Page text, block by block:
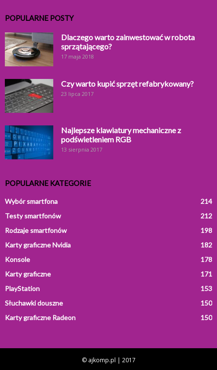
POPULARNE POSTY
Dlaczego warto zainwestować w robota
sprzątającego?
17 maja 2018
Czy warto kupić sprzęt refabrykowany?
23 lipca 2017
Najlepsze klawiatury mechaniczne z
podświetleniem RGB
13 sierpnia 2017
POPULARNE KATEGORIE
Wybór smartfona
214
Testy smartfonów
212
Rodzaje smartfonów
198
Karty graficzne Nvidia
182
Konsole
178
Karty graficzne
171
PlayStation
153
Słuchawki douszne
150
Karty graficzne Radeon
150
© ajkomp.pl | 2017